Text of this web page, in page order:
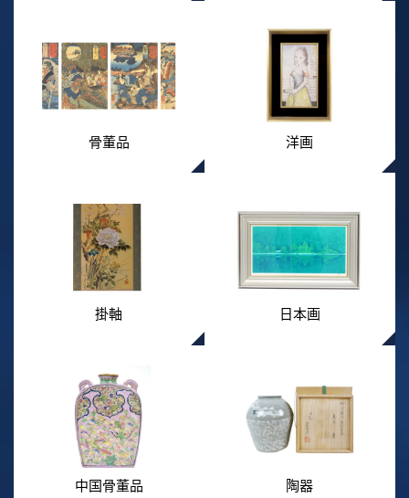
骨董品 洋画
掛軸 日本画
中国骨董品 陶器